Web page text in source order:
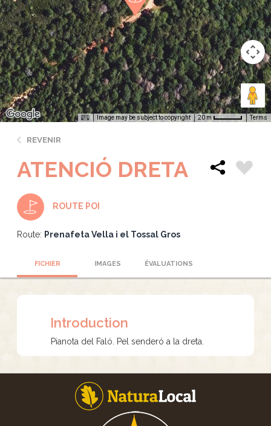
Image may be subject to copyright 20 m Terms
REVENIR
ATENCIÓ DRETA
ROUTE POI
Route: Prenafeta Vella i el Tossal Gros
FICHIER IMAGES ÉVALUATIONS
Introduction
Pianota del Faló. Pel senderó a la dreta.